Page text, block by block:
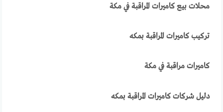
محلات بيع كاميرات المراقبة في مكة
تركيب كاميرات المراقبة بمكه
كاميرات مراقبة في مكة
دليل شركات كاميرات المراقبة بمكه